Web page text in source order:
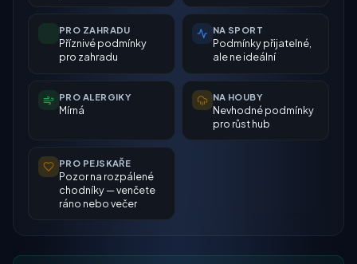
PRO ZAHRADU
Příznivé podmínky
pro zahradu
NA SPORT
Podmínky přijatelné,
ale ne ideální
PRO ALERGIKY
Mírná
NA HOUBY
Nevhodné podmínky
pro růst hub
PRO PEJSKAŘE
Pozor na rozpálené
chodníky — venčete
ráno nebo večer